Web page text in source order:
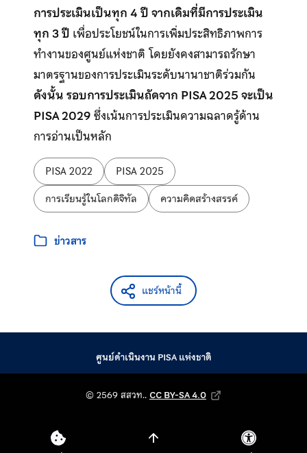
การประเมินเป็นทุก 4 ปี จากเดิมที่มีการประเมิน
ทุก 3 ปี เพื่อประโยชน์ในการเพิ่มประสิทธิภาพการ
ทำงานของศูนย์แห่งชาติ โดยยังคงสามารถรักษา
มาตรฐานของการประเมินระดับนานาชาติร่วมกัน
ดังนั้น รอบการประเมินถัดจาก PISA 2025 จะเป็น
PISA 2029ซึ่งเน้นการประเมินความฉลาดรู้ด้าน
การอ่านเป็นหลัก
ป้ายกำกับ:
PISA 2022
PISA 2025
การเรียนรู้ในโลกดิจิทัล
ความคิดสร้างสรรค์
หมวดหมู่:
ข่าวสาร
แชร์หน้านี้
ศูนย์ดำเนินงาน PISA แห่งชาติ
© 2569 สสวท..CC BY-SA 4.0
Creative Commons Attribution-